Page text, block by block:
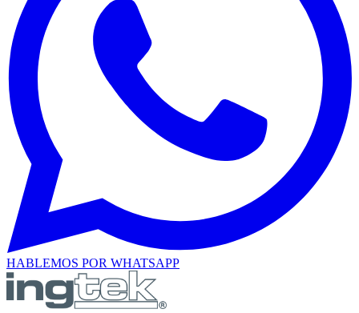
HABLEMOS POR WHATSAPP